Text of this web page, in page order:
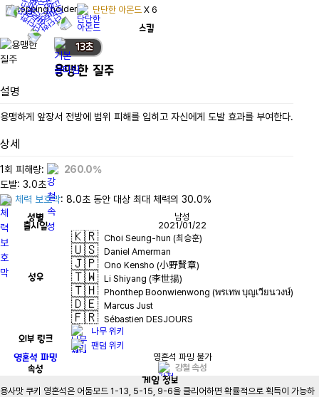
단단한 아몬드 X 6
스킬
13초
용맹한 질주
설명
용맹하게 앞장서 전방에 범위 피해를 입히고 자신에게 도발 효과를 부여한다.
상세
1회 피해량:
260.0%
체력 보호막: 8.0초 동안 대상 최대 체력의 30.0%
성별 남성
출시일 2021/01/22
성우
🇰🇷 Choi Seung-hun (최승훈)
🇺🇸 Daniel Amerman
🇯🇵 Ono Kensho (小野賢章)
🇹🇼 Li Shiyang (李世揚)
🇹🇭 Phonthep Boonwienwong (พรเทพ บุญเวียนวงษ์)
🇩🇪 Marcus Just
🇫🇷 Sébastien DESJOURS
외부 링크
나무 위키
팬덤 위키
영혼석 파밍 영혼석 파밍 불가
속성 강철 속성
게임 정보
용사맛 쿠키 영혼석은 어둠모드 1-13, 5-15, 9-6을 클리어하면 확률적으로 획득이 가능하